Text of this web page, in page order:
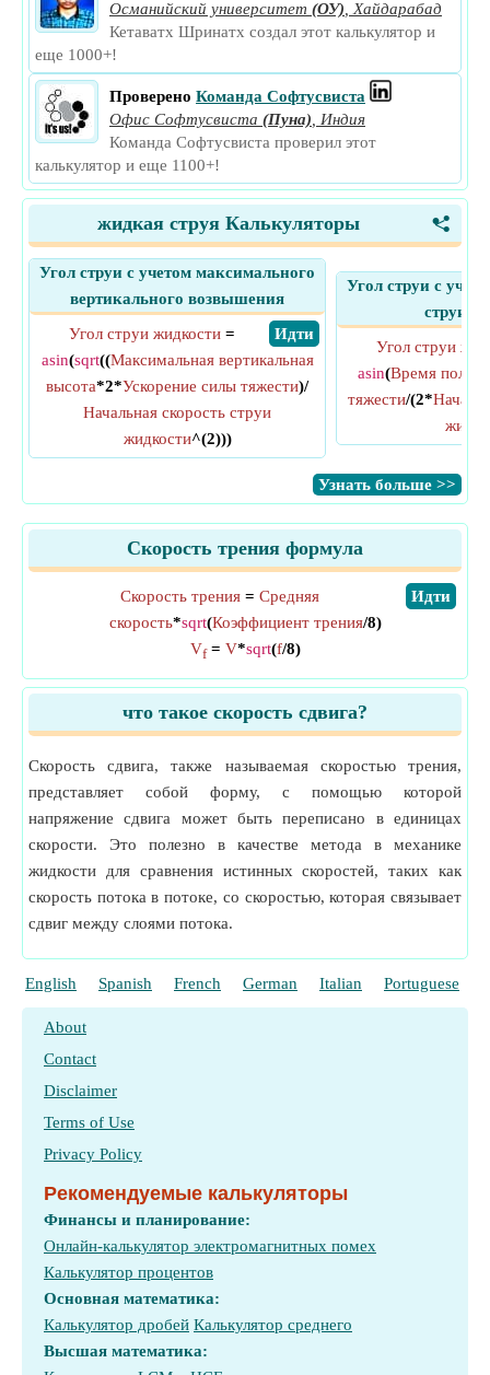
Османийский университет (ОУ)
Хайдарабад
Кетаватх Шринатх создал этот калькулятор и
еще 1000+!
Проверено Команда Софтусвиста
Офис Софтусвиста (Пуна)
Индия
Команда Софтусвиста проверил этот
калькулятор и еще 1100+!
<
жидкая струя Калькуляторы
Угол струи с учетом максимального
вертикального возвышения
​ Идти
Угол струи жидкости =
asin(sqrt((Максимальная вертикальная
высота*2*Ускорение силы тяжести)/
Начальная скорость струи
жидкости^(2)))
Угол струи с
струи
Угол струи
asin(Время полета
тяжести/(2*
​Узнать больше >>
Скорость трения формула
​Идти
Скорость трения = Средняя
скорость*sqrt(Коэффициент трения/8)
Vf= V*sqrt(f/8)
что такое скорость сдвига?
Скорость сдвига, также называемая скоростью трения,
представляет собой форму, с помощью которой
напряжение сдвига может быть переписано в единицах
скорости. Это полезно в качестве метода в механике
жидкости для сравнения истинных скоростей, таких как
скорость потока в потоке, со скоростью, которая связывает
сдвиг между слоями потока.
English Spanish French German Italian Portuguese
About
Contact
Disclaimer
Terms of Use
Privacy Policy
Рекомендуемые калькуляторы
Финансы и планирование:
Онлайн-калькулятор электромагнитных помех
Калькулятор процентов
Основная математика:
Калькулятор дробей Калькулятор среднего
Высшая математика: